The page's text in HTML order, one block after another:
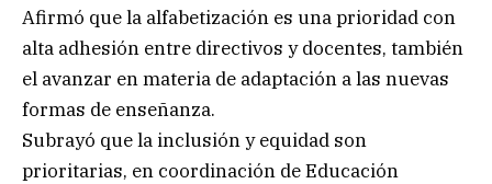
Afirmó que la alfabetización es una prioridad con
alta adhesión entre directivos y docentes, también
el avanzar en materia de adaptación a las nuevas
formas de enseñanza.
Subrayó que la inclusión y equidad son
prioritarias, en coordinación de Educación